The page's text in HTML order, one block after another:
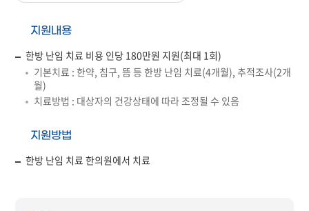
지원내용
한방 난임 치료 비용 인당 180만원 지원(최대 1회)
기본치료 : 한약, 침구, 뜸 등 한방 난임 치료(4개월), 추적조사(2개
월)
치료방법 : 대상자의 건강상태에 따라 조정될 수 있음
지원방법
한방 난임 치료 한의원에서 치료